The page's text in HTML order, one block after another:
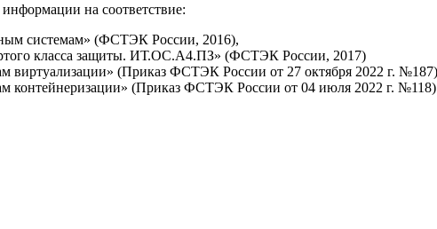
на соответствие:
системам» (ФСТЭК России, 2016),
класса защиты. ИТ.ОС.А4.ПЗ» (ФСТЭК России, 2017)
виртуализации» (Приказ ФСТЭК России от 27 октября 2022 г.
контейнеризации» (Приказ ФСТЭК России от 04 июля 2022 г.